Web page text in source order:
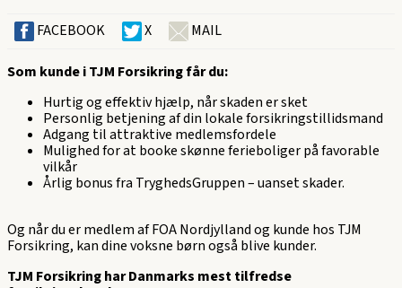
FACEBOOK X MAIL
Som kunde i TJM Forsikring får du:
Hurtig og effektiv hjælp, når skaden er sket
Personlig betjening af din lokale forsikringstillidsmand
Adgang til attraktive medlemsfordele
Mulighed for at booke skønne ferieboliger på favorable
vilkår
Årlig bonus fra TryghedsGruppen – uanset skader.
Og når du er medlem af FOA Nordjylland og kunde hos TJM
Forsikring, kan dine voksne børn også blive kunder.
TJM Forsikring har Danmarks mest tilfredse